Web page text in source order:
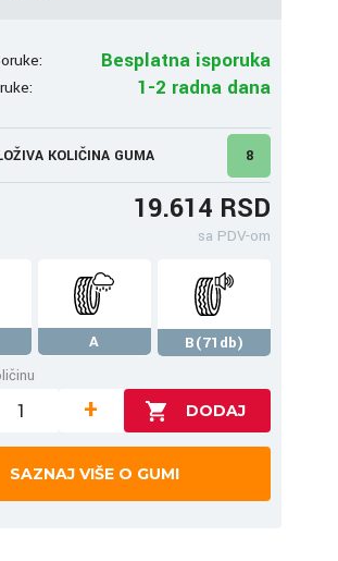
Besplatna isporuka
1-2 radna dana
KOLIČINA GUMA 8
19.614 RSD
sa PDV-om
A
B(71db)
+
SAZNAJ VIŠE O GUMI